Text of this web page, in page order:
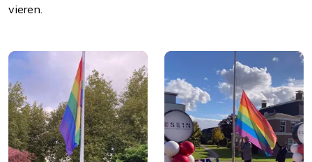
zien of wij de juiste doelgroep bereiken.
Interesses
Om het gebruik van de website af te
stemmen op uw wensen en interesses.
vieren.